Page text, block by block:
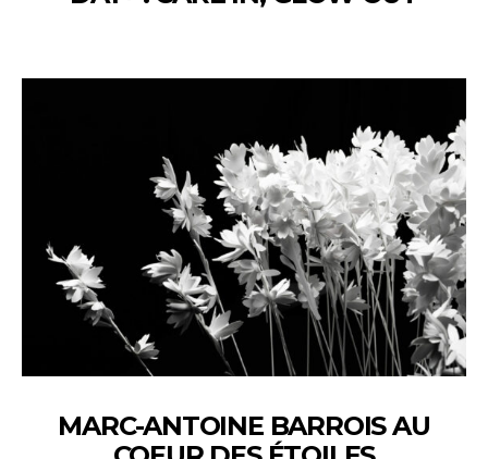
MARC-ANTOINE BARROIS AU